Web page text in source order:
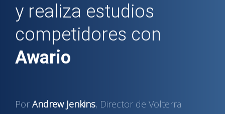
y realiza estudios
competidores con
Awario
Por Andrew Jenkins, Director de Volterra